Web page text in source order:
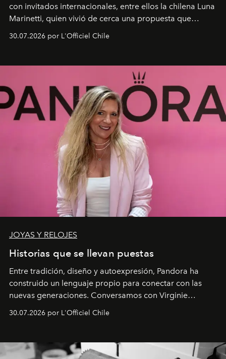
con invitados internacionales, entre ellos la chilena Luna
Marinetti, quien vivió de cerca una propuesta que
fusiona moda y rendimiento.
30.07.2026 por L'Officiel Chile
JOYAS Y RELOJES
Historias que se llevan puestas
Entre tradición, diseño y autoexpresión, Pandora ha
construido un lenguaje propio para conectar con las
nuevas generaciones. Conversamos con Virginie
Dubray, la responsable de marketing para
Latinoamérica, sobre identidad, cultura y el valor
30.07.2026 por L'Officiel Chile